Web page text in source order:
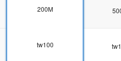
200M
tw100
200M
tw100